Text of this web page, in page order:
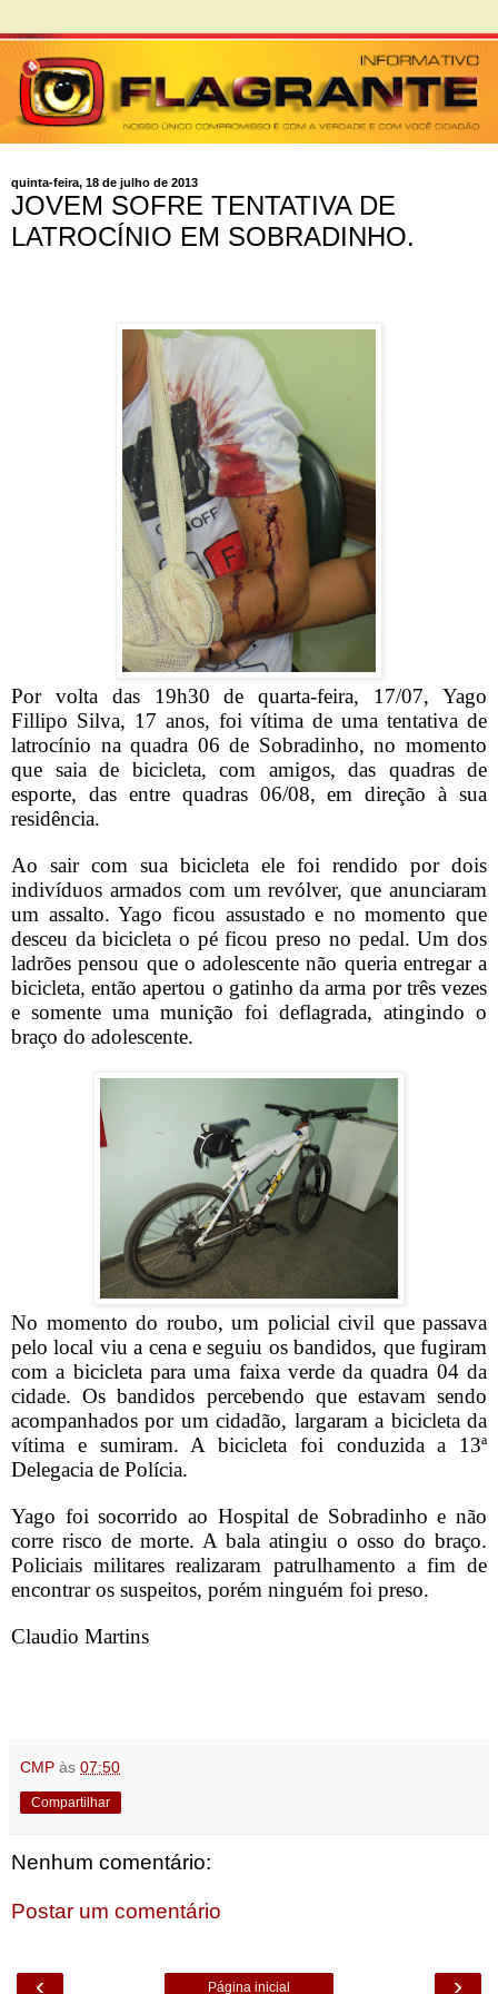
quinta-feira, 18 de julho de 2013
JOVEM SOFRE TENTATIVA DE
LATROCÍNIO EM SOBRADINHO.
Por volta das 19h30 de quarta-feira, 17/07, Yago
Fillipo Silva, 17 anos, foi vítima de uma tentativa de
latrocínio na quadra 06 de Sobradinho, no momento
que saia de bicicleta, com amigos, das quadras de
esporte, das entre quadras 06/08, em direção à sua
residência.
Ao sair com sua bicicleta ele foi rendido por dois
indivíduos armados com um revólver, que anunciaram
um assalto. Yago ficou assustado e no momento que
desceu da bicicleta o pé ficou preso no pedal. Um dos
ladrões pensou que o adolescente não queria entregar a
bicicleta, então apertou o gatinho da arma por três vezes
e somente uma munição foi deflagrada, atingindo o
braço do adolescente.
No momento do roubo, um policial civil que passava
pelo local viu a cena e seguiu os bandidos, que fugiram
com a bicicleta para uma faixa verde da quadra 04 da
cidade. Os bandidos percebendo que estavam sendo
acompanhados por um cidadão, largaram a bicicleta da
vítima e sumiram. A bicicleta foi conduzida a 13ª
Delegacia de Polícia.
Yago foi socorrido ao Hospital de Sobradinho e não
corre risco de morte. A bala atingiu o osso do braço.
Policiais militares realizaram patrulhamento a fim de
encontrar os suspeitos, porém ninguém foi preso.
Claudio Martins
CMP às 07:50
Compartilhar
Nenhum comentário:
Postar um comentário
‹ ›
Página inicial